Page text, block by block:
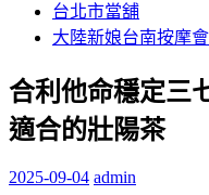
台北市當舖
大陸新娘台南按摩
合利他命穩定三
適合的壯陽茶
2025-09-04 admin